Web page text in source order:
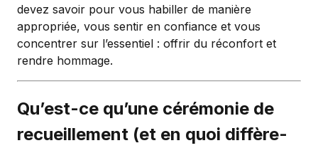
devez savoir pour vous habiller de manière
appropriée, vous sentir en confiance et vous
concentrer sur l’essentiel : offrir du réconfort et
rendre hommage.
Qu’est-ce qu’une cérémonie de
recueillement (et en quoi diffère-